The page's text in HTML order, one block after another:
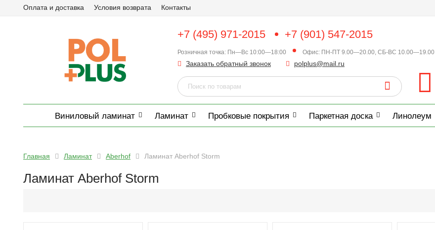
Оплата и доставка Условия возврата Контакты
+7 (495) 971-2015 +7 (901) 547-2015
Розничная точка: Пн—Вс 10:00—18:00 Офис: ПН-ПТ 9.00—20.00, СБ-ВС 10.00—19.00
Заказать обратный звонок polplus@mail.ru
Виниловый ламинат Ламинат Пробковые покрытия Паркетная доска Линолеум
Главная Ламинат Aberhof Ламинат Aberhof Storm
Ламинат Aberhof Storm